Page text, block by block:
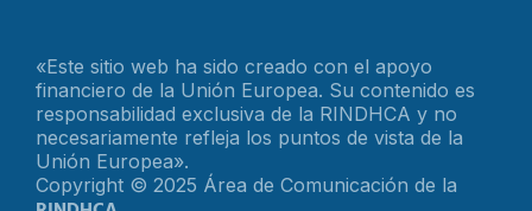
«Este sitio web ha sido creado con el apoyo
financiero de la Unión Europea. Su contenido es
responsabilidad exclusiva de la RINDHCA y no
necesariamente refleja los puntos de vista de la
Unión Europea».
Copyright © 2025 Área de Comunicación de la